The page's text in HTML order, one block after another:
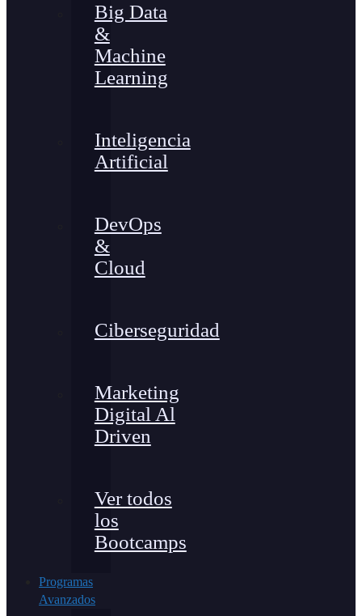
Big Data
&
Machine
Learning
Inteligencia
Artificial
DevOps
&
Cloud
Ciberseguridad
Marketing
Digital Al
Driven
Ver todos
los
Bootcamps
Programas
Avanzados